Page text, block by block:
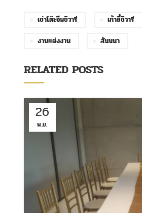
เช่าโต๊ะจีนชิวารี เก้าอี้ชิวารี
งานแต่งงาน
สัมมนา
RELATED POSTS
26
พ.ย.